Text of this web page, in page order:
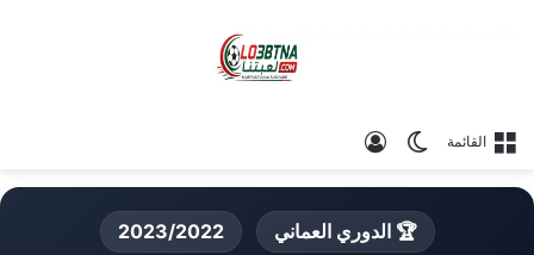
القائمة الوضع المظلم
🏆 الدوري العماني 2023/2022